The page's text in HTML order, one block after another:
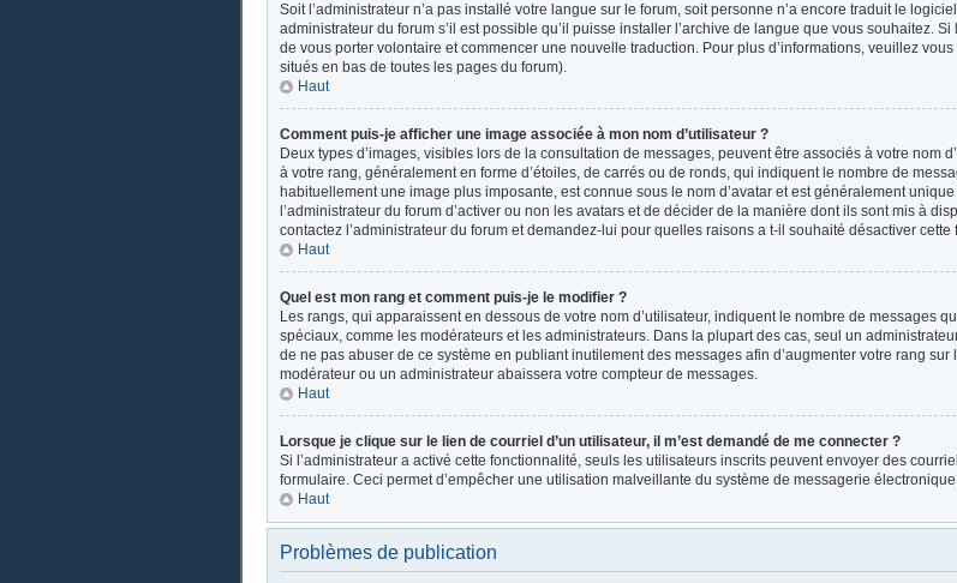
Soit l’administrateur n’a pas installé votre langue sur le forum, soit personne n’a encore traduit le
administrateur du forum s’il est possible qu’il puisse installer l’archive de langue que vous souhaitez.
de vous porter volontaire et commencer une nouvelle traduction. Pour plus d’informations, veuillez
situés en bas de toutes les pages du forum).
Haut
Comment puis-je afficher une image associée à mon nom d’utilisateur ?
Deux types d’images, visibles lors de la consultation de messages, peuvent être associés à votre nom
à votre rang, généralement en forme d’étoiles, de carrés ou de ronds, qui indiquent le nombre de
habituellement une image plus imposante, est connue sous le nom d’avatar et est généralement
l’administrateur du forum d’activer ou non les avatars et de décider de la manière dont ils sont mis à
contactez l’administrateur du forum et demandez-lui pour quelles raisons a t-il souhaité désactiver cette
Haut
Quel est mon rang et comment puis-je le modifier ?
Les rangs, qui apparaissent en dessous de votre nom d’utilisateur, indiquent le nombre de messages
spéciaux, comme les modérateurs et les administrateurs. Dans la plupart des cas, seul un
de ne pas abuser de ce système en publiant inutilement des messages afin d’augmenter votre rang
modérateur ou un administrateur abaissera votre compteur de messages.
Haut
Lorsque je clique sur le lien de courriel d’un utilisateur, il m’est demandé de me connecter ?
Si l’administrateur a activé cette fonctionnalité, seuls les utilisateurs inscrits peuvent envoyer des
formulaire. Ceci permet d’empêcher une utilisation malveillante du système de messagerie
Haut
Problèmes de publication